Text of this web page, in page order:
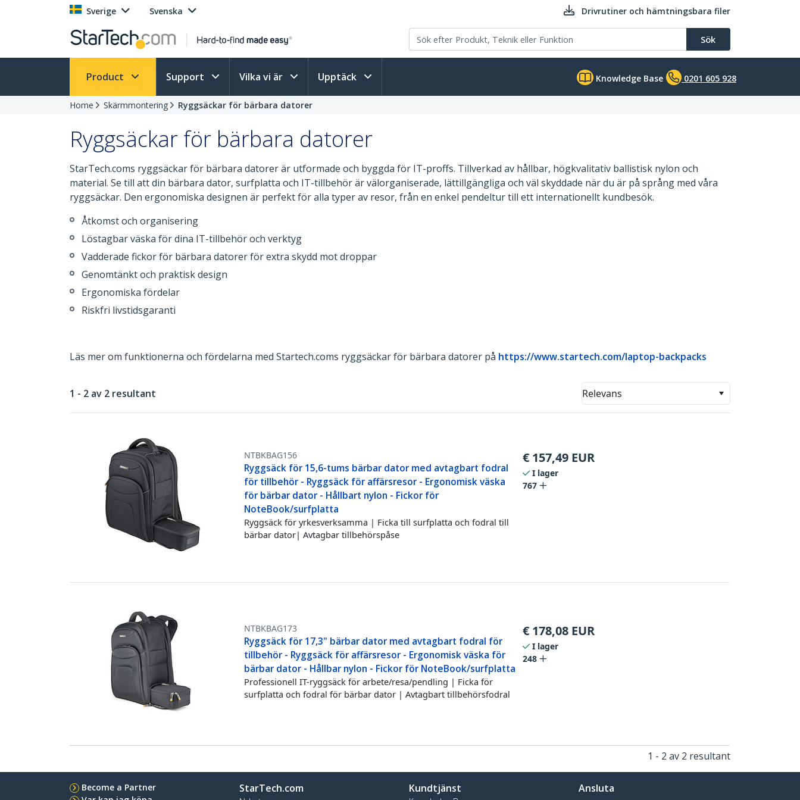
Sverige Svenska Drivrutiner och hämtningsbara filer
Sök
Product Support Vilka vi är Upptäck Knowledge Base 0201 605 928
Home Skärmmontering Ryggsäckar för bärbara datorer
Ryggsäckar för bärbara datorer
StarTech.coms ryggsäckar för bärbara datorer är utformade och byggda för IT-proffs. Tillverkad av hållbar, högkvalitativ ballistisk nylon och
material. Se till att din bärbara dator, surfplatta och IT-tillbehör är välorganiserade, lättillgängliga och väl skyddade när du är på språng med våra
ryggsäckar. Den ergonomiska designen är perfekt för alla typer av resor, från en enkel pendeltur till ett internationellt kundbesök.
Åtkomst och organisering
Löstagbar väska för dina IT-tillbehör och verktyg
Vadderade fickor för bärbara datorer för extra skydd mot droppar
Genomtänkt och praktisk design
Ergonomiska fördelar
Riskfri livstidsgaranti
Läs mer om funktionerna och fördelarna med Startech.coms ryggsäckar för bärbara datorer på https://www.startech.com/laptop-backpacks
1 - 2 av 2 resultant Relevans
NTBKBAG156
Ryggsäck för 15,6-tums bärbar dator med avtagbart fodral
för tillbehör - Ryggsäck för affärsresor - Ergonomisk väska
för bärbar dator - Hållbart nylon - Fickor för
NoteBook/surfplatta
Ryggsäck för yrkesverksamma | Ficka till surfplatta och fodral till
bärbar dator| Avtagbar tillbehörspåse
€ 157,49 EUR
I lager
767
NTBKBAG173
Ryggsäck för 17,3" bärbar dator med avtagbart fodral för
tillbehör - Ryggsäck för affärsresor - Ergonomisk väska för
bärbar dator - Hållbar nylon - Fickor för NoteBook/surfplatta
Professionell IT-ryggsäck för arbete/resa/pendling | Ficka för
surfplatta och fodral för bärbar dator | Avtagbart tillbehörsfodral
€ 178,08 EUR
I lager
248
1 - 2 av 2 resultant
Become a Partner
StarTech.com Kundtjänst Ansluta